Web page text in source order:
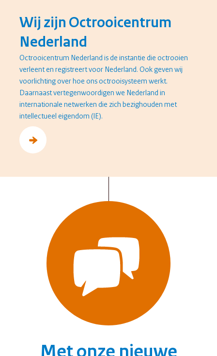
Wij zijn Octrooicentrum
Nederland
Octrooicentrum Nederland is de instantie die octrooien
verleent en registreert voor Nederland. Ook geven wij
voorlichting over hoe ons octrooisysteem werkt.
Daarnaast vertegenwoordigen we Nederland in
internationale netwerken die zich bezighouden met
intellectueel eigendom (IE).